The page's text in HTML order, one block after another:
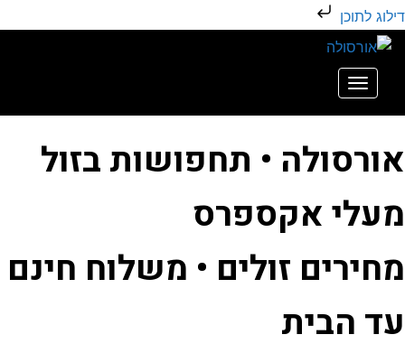
דילוג לתוכן
תפריט
אורסולה • תחפושות בזול
מעלי אקספרס
מחירים זולים • משלוח חינם
עד הבית